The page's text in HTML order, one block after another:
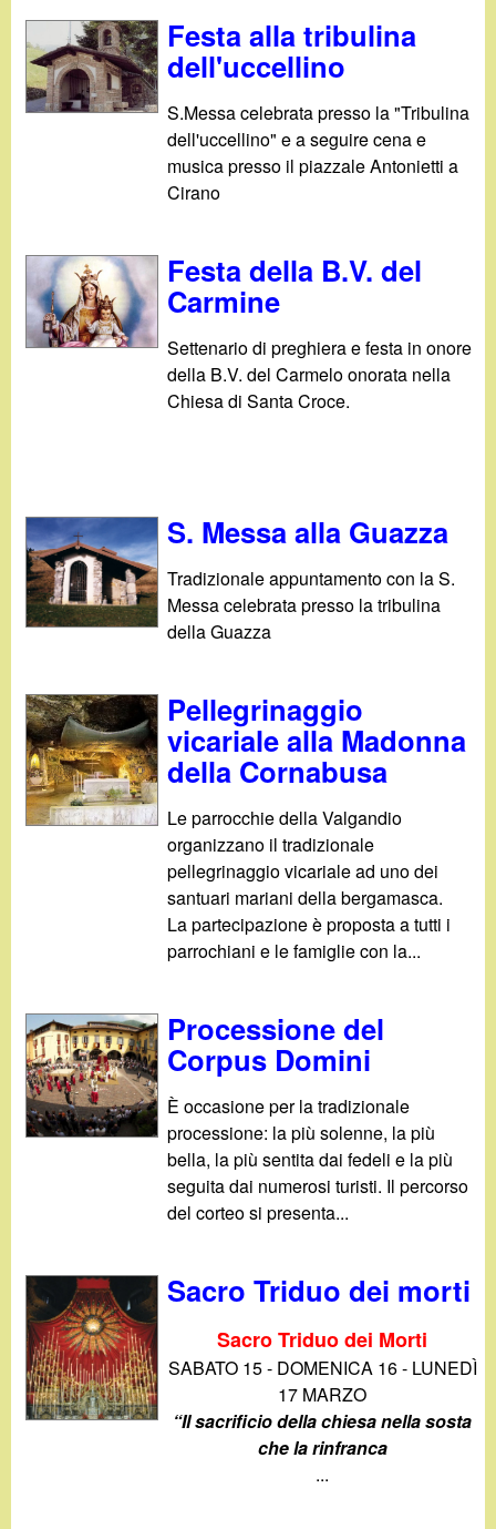
Festa alla tribulina
dell'uccellino
S.Messa celebrata presso la "Tribulina
dell'uccellino" e a seguire cena e
musica presso il piazzale Antonietti a
Cirano
Festa della B.V. del
Carmine
Settenario di preghiera e festa in onore
della B.V. del Carmelo onorata nella
Chiesa di Santa Croce.
S. Messa alla Guazza
Tradizionale appuntamento con la S.
Messa celebrata presso la tribulina
della Guazza
Pellegrinaggio
vicariale alla Madonna
della Cornabusa
Le parrocchie della Valgandio
organizzano il tradizionale
pellegrinaggio vicariale ad uno dei
santuari mariani della bergamasca.
La partecipazione è proposta a tutti i
parrochiani e le famiglie con la...
Processione del
Corpus Domini
È occasione per la tradizionale
processione: la più solenne, la più
bella, la più sentita dai fedeli e la più
seguita dai numerosi turisti. Il percorso
del corteo si presenta...
Sacro Triduo dei morti
Sacro Triduo dei Morti
SABATO 15 - DOMENICA 16 - LUNEDÌ
17 MARZO
“Il sacrificio della chiesa nella sosta
che la rinfranca
...